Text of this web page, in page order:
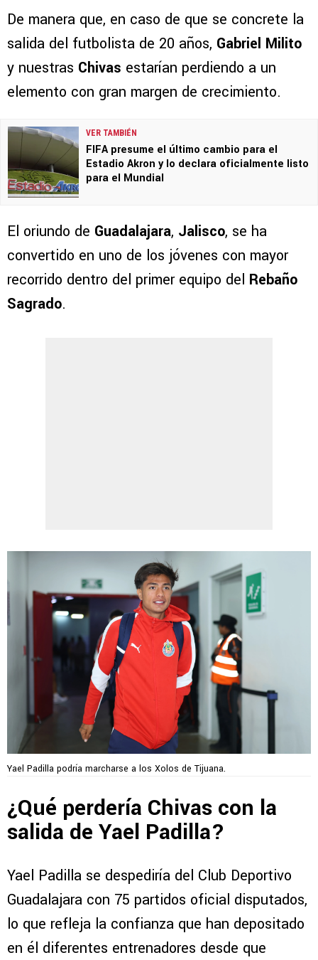
De manera que, en caso de que se concrete la
salida del futbolista de 20 años, Gabriel Milito
y nuestras Chivas estarían perdiendo a un
elemento con gran margen de crecimiento.
VER TAMBIÉN
FIFA presume el último cambio para el
Estadio Akron y lo declara oficialmente listo
para el Mundial
El oriundo de Guadalajara, Jalisco, se ha
convertido en uno de los jóvenes con mayor
recorrido dentro del primer equipo del Rebaño
Sagrado.
Yael Padilla podría marcharse a los Xolos de Tijuana.
¿Qué perdería Chivas con la
salida de Yael Padilla?
Yael Padilla se despediría del Club Deportivo
Guadalajara con 75 partidos oficial disputados,
lo que refleja la confianza que han depositado
en él diferentes entrenadores desde que